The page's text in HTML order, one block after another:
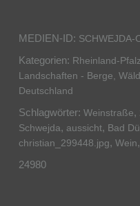
MEDIEN-ID: SCHWEJDA-
Kategorien: Rheinland-Pfalz
Landschaften - Berge,
Deutschland
Schlagwörter: Weinstraße,
Schwejda, aussicht, Bad
christian_299448.jpg, Wein,
24980